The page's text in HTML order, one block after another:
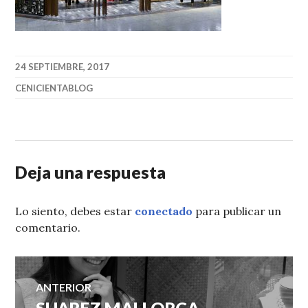
24 SEPTIEMBRE, 2017
CENICIENTABLOG
Deja una respuesta
Lo siento, debes estar conectado para publicar un
comentario.
Navegación
ANTERIOR
Entrada